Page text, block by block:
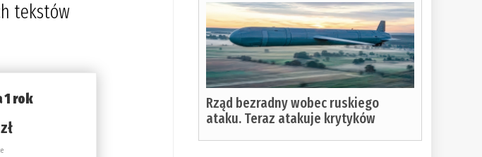
tekstów
1 rok
Rząd bezradny wobec ruskiego
ataku. Teraz atakuje krytyków